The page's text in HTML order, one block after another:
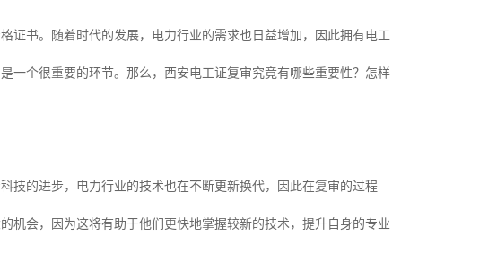
证书。随着时代的发展，电力行业的需求也日益增加，因此拥有电工
一个很重要的环节。那么，西安电工证复审究竟有哪些重要性？怎样
技的进步，电力行业的技术也在不断更新换代，因此在复审的过程
机会，因为这将有助于他们更快地掌握较新的技术，提升自身的专业